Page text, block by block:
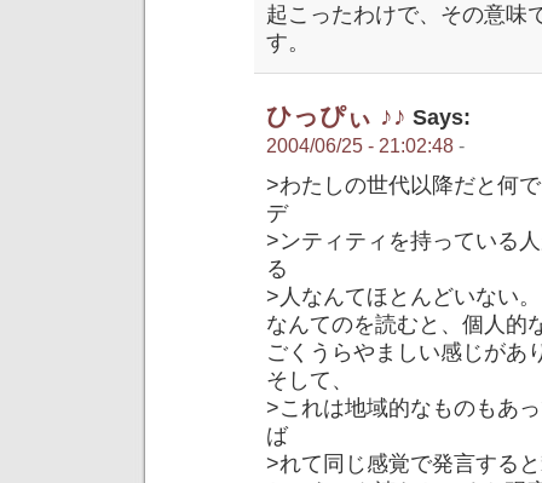
起こったわけで、その意味
す。
ひっぴぃ ♪♪ Says:
2004/06/25 - 21:02:48 -
>わたしの世代以降だと何
デ
>ンティティを持っている
る
>人なんてほとんどいない。
なんてのを読むと、個人的
ごくうらやましい感じがあ
そして、
>これは地域的なものもあ
ば
>れて同じ感覚で発言する